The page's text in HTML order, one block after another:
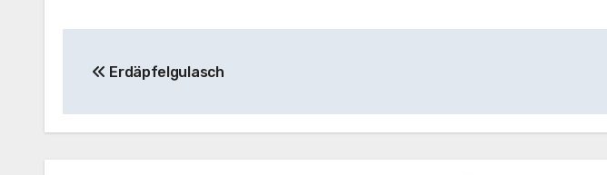
Erdäpfelgulasch